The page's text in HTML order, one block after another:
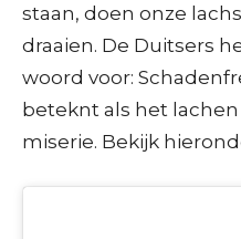
staan, doen onze
draaien. De Duitsers
woord voor:
beteknt als het
miserie. Bekijk